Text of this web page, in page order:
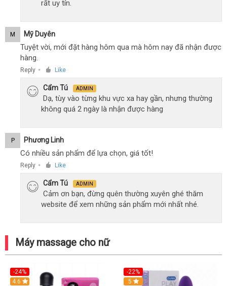
rất uy tín.
M Mỹ Duyên
Tuyệt vời, mới đặt hàng hôm qua mà hôm nay đã nhận được
hàng.
Reply ● Like
Cẩm Tú ADMIN
Dạ, tùy vào từng khu vực xa hay gần, nhưng thường
không quá 2 ngày là nhận được hàng
P Phương Linh
Có nhiều sản phẩm để lựa chọn, giá tốt!
Reply ● Like
Cẩm Tú ADMIN
Cảm ơn bạn, đừng quên thường xuyên ghé thăm
website để xem những sản phẩm mới nhất nhé.
Máy massage cho nữ
-24%
4.6
-22%
Hot
5